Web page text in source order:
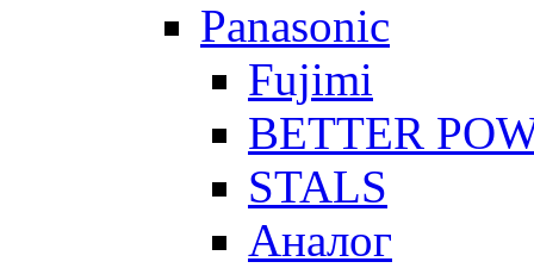
Panasonic
Fujimi
BETTER
STALS
Аналог